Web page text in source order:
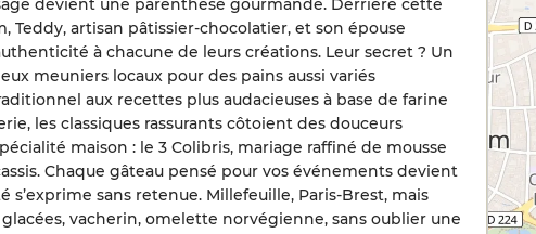
devient une parenthèse gourmande. Derrière cette
Teddy, artisan pâtissier-chocolatier, et son épouse
à chacune de leurs créations. Leur secret ? Un
meuniers locaux pour des pains aussi variés
aux recettes plus audacieuses à base de farine
les classiques rassurants côtoient des douceurs
maison : le 3 Colibris, mariage raffiné de mousse
Chaque gâteau pensé pour vos événements devient
s’exprime sans retenue. Millefeuille, Paris-Brest, mais
vacherin, omelette norvégienne, sans oublier une